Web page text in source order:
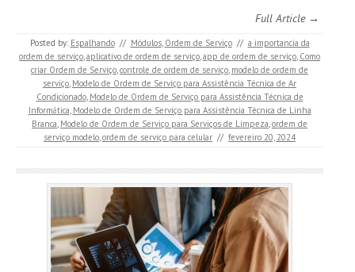
Full Article →
Posted by: Espalhando // Módulos, Ordem de Serviço // a importancia da
ordem de serviço,aplicativo de ordem de serviço,app de ordem de serviço, Como
criar Ordem de Serviço,controle de ordem de serviço, modelo de ordem de
serviço, Modelo de Ordem de Serviço para Assistência Técnica de Ar
Condicionado, Modelo de Ordem de Serviço para Assistência Técnica de
Informática, Modelo de Ordem de Serviço para Assistência Técnica de Linha
Branca, Modelo de Ordem de Serviço para Serviços de Limpeza,ordem de
serviço modelo,ordem de serviço para celular // fevereiro 20, 2024